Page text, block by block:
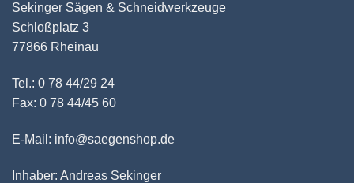
Sekinger Sägen & Schneidwerkzeuge
Schloßplatz 3
77866 Rheinau
Tel.: 0 78 44/29 24
Fax: 0 78 44/45 60
E-Mail: info@saegenshop.de
Inhaber: Andreas Sekinger